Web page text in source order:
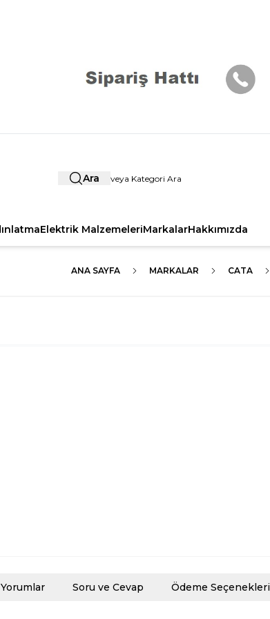
Ara
Elektrik MalzemeleriMarkalarHakkımızda
ANA SAYFA MARKALAR CATA
Yorumlar Soru ve Cevap Ödeme Seçenekleri